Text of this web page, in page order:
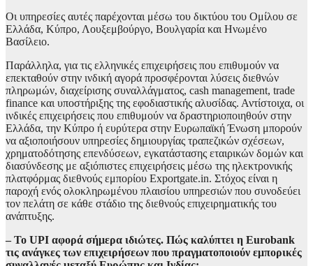
Οι υπηρεσίες αυτές παρέχονται μέσω του δικτύου του Ομίλου σε
Ελλάδα, Κύπρο, Λουξεμβούργο, Βουλγαρία και Ηνωμένο
Βασίλειο.
Παράλληλα, για τις ελληνικές επιχειρήσεις που επιθυμούν να
επεκταθούν στην ινδική αγορά προσφέρονται λύσεις διεθνών
πληρωμών, διαχείρισης συναλλάγματος, cash management, trade
finance και υποστήριξης της εφοδιαστικής αλυσίδας. Αντίστοιχα, οι
ινδικές επιχειρήσεις που επιθυμούν να δραστηριοποιηθούν στην
Ελλάδα, την Κύπρο ή ευρύτερα στην Ευρωπαϊκή Ένωση μπορούν
να αξιοποιήσουν υπηρεσίες δημιουργίας τραπεζικών σχέσεων,
χρηματοδότησης επενδύσεων, εγκατάστασης εταιρικών δομών και
διασύνδεσης με αξιόπιστες επιχειρήσεις μέσω της ηλεκτρονικής
πλατφόρμας διεθνούς εμπορίου Exportgate.in. Στόχος είναι η
παροχή ενός ολοκληρωμένου πλαισίου υπηρεσιών που συνοδεύει
τον πελάτη σε κάθε στάδιο της διεθνούς επιχειρηματικής του
ανάπτυξης.
– Το UPI αφορά σήμερα ιδιώτες. Πώς καλύπτει η Eurobank
τις ανάγκες των επιχειρήσεων που πραγματοποιούν εμπορικές